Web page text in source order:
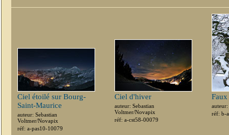
Ciel étoilé sur Bourg-
Saint-Maurice
auteur: Sebastian
Voltmer/Novapix
réf: a-pas10-10079
Ciel d'hiver
auteur: Sebastian
Voltmer/Novapix
réf: a-cst58-00079
réf: b-